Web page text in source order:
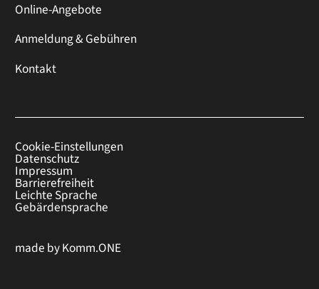
Online-Angebote
Anmeldung & Gebühren
Kontakt
Cookie-Einstellungen
Datenschutz
Impressum
Barrierefreiheit
Leichte Sprache
Gebärdensprache
made byKomm.ONE